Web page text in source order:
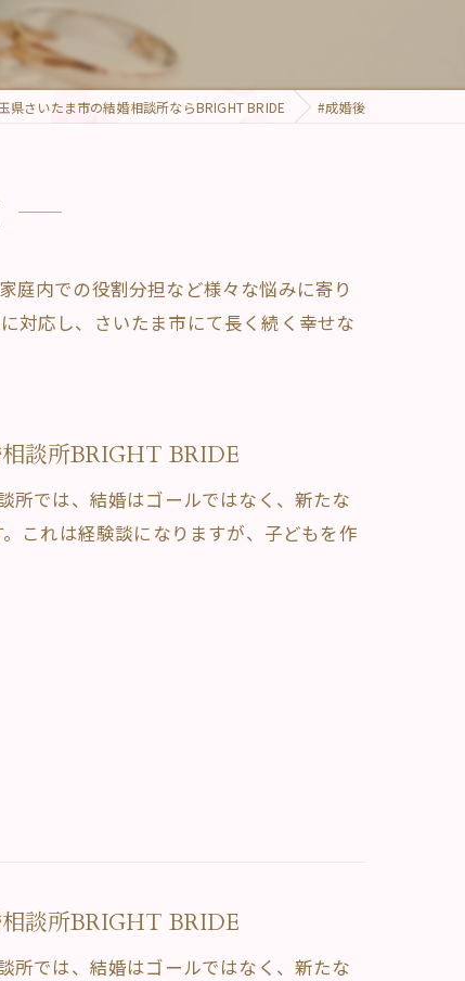
県さいたま市の結婚相談所ならBRIGHT BRIDE #成婚後
庭内での役割分担など様々な悩みに寄り
対応し、さいたま市にて長く続く幸せな
談所BRIGHT BRIDE
所では、結婚はゴールではなく、新たな
これは経験談になりますが、子どもを作
談所BRIGHT BRIDE
所では、結婚はゴールではなく、新たな